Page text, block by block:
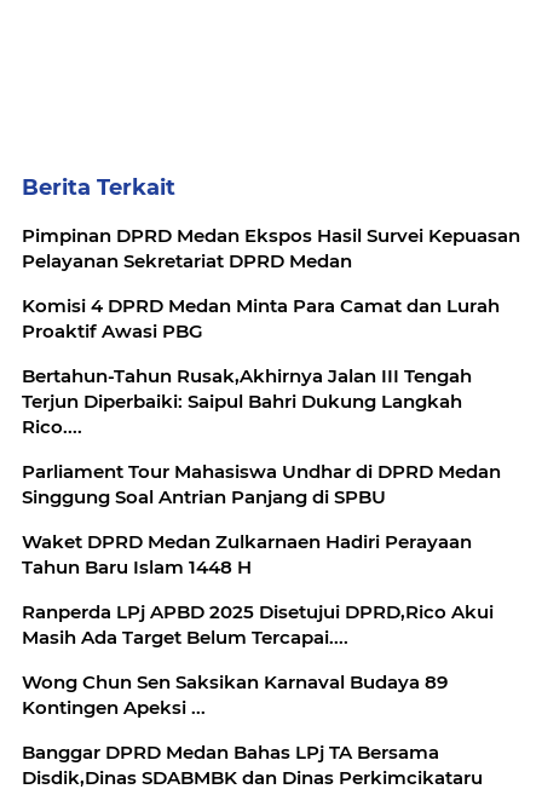
Berita Terkait
Pimpinan DPRD Medan Ekspos Hasil Survei Kepuasan
Pelayanan Sekretariat DPRD Medan
Komisi 4 DPRD Medan Minta Para Camat dan Lurah
Proaktif Awasi PBG
Bertahun-Tahun Rusak,Akhirnya Jalan III Tengah
Terjun Diperbaiki: Saipul Bahri Dukung Langkah
Rico....
Parliament Tour Mahasiswa Undhar di DPRD Medan
Singgung Soal Antrian Panjang di SPBU
Waket DPRD Medan Zulkarnaen Hadiri Perayaan
Tahun Baru Islam 1448 H
Ranperda LPj APBD 2025 Disetujui DPRD,Rico Akui
Masih Ada Target Belum Tercapai....
Wong Chun Sen Saksikan Karnaval Budaya 89
Kontingen Apeksi ...
Banggar DPRD Medan Bahas LPj TA Bersama
Disdik,Dinas SDABMBK dan Dinas Perkimcikataru